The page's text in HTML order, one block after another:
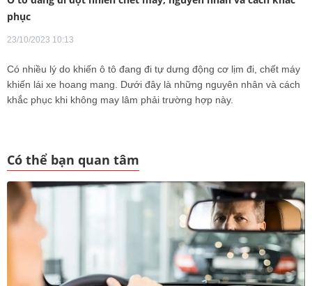
phục
23/10/2023 10:13
Có nhiều lý do khiến ô tô đang đi tự dưng động cơ lịm đi, chết máy
khiến lái xe hoang mang. Dưới đây là những nguyên nhân và cách
khắc phục khi không may lâm phải trường hợp này.
Có thể bạn quan tâm